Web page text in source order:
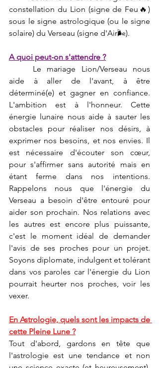
constellation du Lion (signe de Feu🔥)
sous le signe astrologique (ou le signe
solaire) du Verseau (signe d'Air🌬).
A quoi peut-on s'attendre ?
aide à aller de l'avant, à être
déterminé(e) et gagner en confiance.
L'ambition est à l'honneur. Cette
énergie lunaire nous aide à sauter les
obstacles pour réaliser nos désirs, à
exprimer nos besoins, et nos envies. Il
est nécessaire d'écouter son cœur,
pour s'affirmer sans autorité mais en
étant ferme dans nos intentions.
Rappelons nous que l'énergie du
Verseau a besoin d'être entouré pour
aider son prochain. Nos relations avec
les autres est encore plus puissante,
c'est le moment idéal de demander
l'avis de ses proches pour un projet.
Soyons diplomate, indulgent et tolérant
dans vos paroles car l'énergie du Lion
pourrait heurter nos proches, voir les
vexer.
En Astrologie, quels sont les impacts de
cette Pleine Lune ?
Tout d'abord, gardons en tête que
l'astrologie est une tendance et non